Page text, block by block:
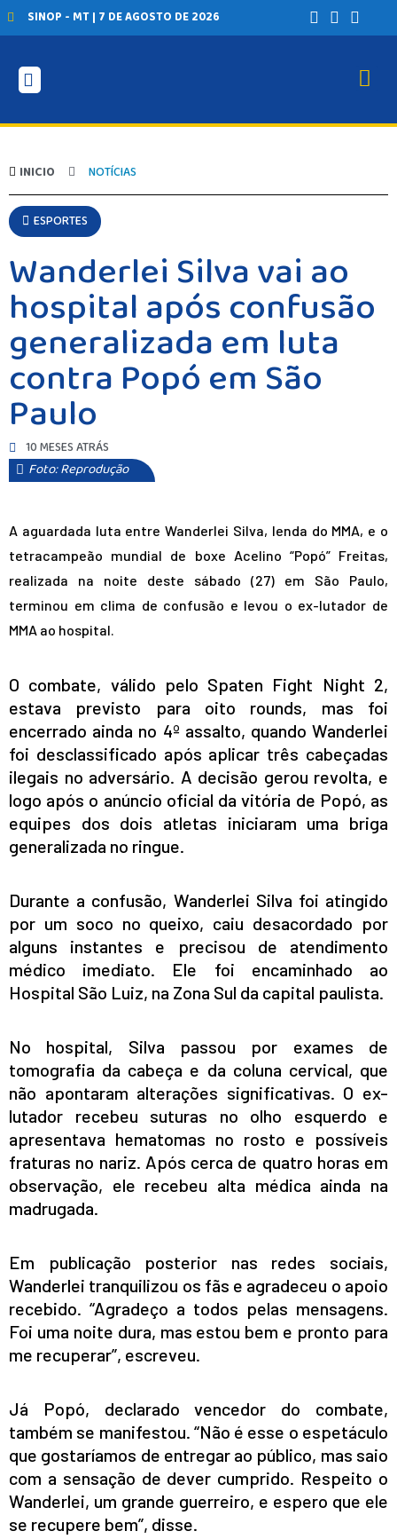
SINOP - MT | 7 DE AGOSTO DE 2026
INICIO NOTÍCIAS
ESPORTES
Wanderlei Silva vai ao
hospital após confusão
generalizada em luta
contra Popó em São
Paulo
10 MESES ATRÁS
Foto: Reprodução
A aguardada luta entre Wanderlei Silva, lenda do MMA, e o
tetracampeão mundial de boxe Acelino “Popó” Freitas,
realizada na noite deste sábado (27) em São Paulo,
terminou em clima de confusão e levou o ex-lutador de
MMA ao hospital.
O combate, válido pelo Spaten Fight Night 2,
estava previsto para oito rounds, mas foi
encerrado ainda no 4º assalto, quando Wanderlei
foi desclassificado após aplicar três cabeçadas
ilegais no adversário. A decisão gerou revolta, e
logo após o anúncio oficial da vitória de Popó, as
equipes dos dois atletas iniciaram uma briga
generalizada no ringue.
Durante a confusão, Wanderlei Silva foi atingido
por um soco no queixo, caiu desacordado por
alguns instantes e precisou de atendimento
médico imediato. Ele foi encaminhado ao
Hospital São Luiz, na Zona Sul da capital paulista.
No hospital, Silva passou por exames de
tomografia da cabeça e da coluna cervical, que
não apontaram alterações significativas. O ex-
lutador recebeu suturas no olho esquerdo e
apresentava hematomas no rosto e possíveis
fraturas no nariz. Após cerca de quatro horas em
observação, ele recebeu alta médica ainda na
madrugada.
Em publicação posterior nas redes sociais,
Wanderlei tranquilizou os fãs e agradeceu o apoio
recebido. “Agradeço a todos pelas mensagens.
Foi uma noite dura, mas estou bem e pronto para
me recuperar”, escreveu.
Já Popó, declarado vencedor do combate,
também se manifestou. “Não é esse o espetáculo
que gostaríamos de entregar ao público, mas saio
com a sensação de dever cumprido. Respeito o
Wanderlei, um grande guerreiro, e espero que ele
se recupere bem”, disse.